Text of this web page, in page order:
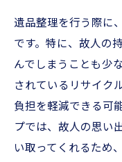
遺品整理を行う際に
です。特に、故人の
んでしまうことも少
されているリサイク
負担を軽減できる可
プでは、故人の思い
い取ってくれるため